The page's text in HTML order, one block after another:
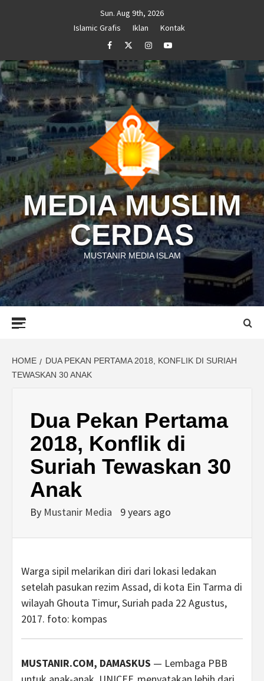
Sun. Aug 9th, 2026
Islamic Grafis
Iklan
Kontak
FacebookTwitterInstagramYoutube
MEDIA MUSLIM
CERDAS
MUSTANIR MEDIA ISLAM
HOME
DUA PEKAN PERTAMA 2018, KONFLIK DI SURIAH
TEWASKAN 30 ANAK
Dua Pekan Pertama
2018, Konflik di
Suriah Tewaskan 30
Anak
By Mustanir Media 9 years ago
Warga sipil melarikan diri dari lokasi ledakan
setelah pasukan rezim Assad, di kota Ein Tarma di
wilayah Ghouta Timur, Suriah pada 22 Agustus,
2017. foto: kompas
MUSTANIR.COM, DAMASKUS — Lembaga PBB